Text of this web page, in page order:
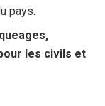
pays.
les civils et